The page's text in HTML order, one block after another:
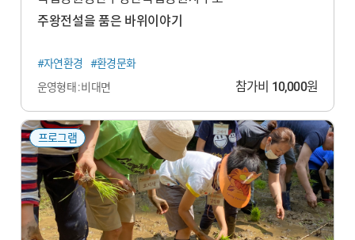
주왕전설을 품은 바위이야기
#자연환경
#환경문화
운영형태 : 비대면
참가비 10,000원
프로그램